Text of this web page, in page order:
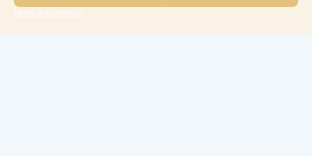
More information